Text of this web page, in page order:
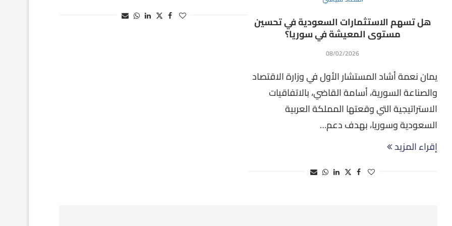
هل تسهم الاستثمارات السعودية في تحسين
مستوى المعيشة في سوريا؟
08/02/2026
يمان نعمة أشاد المستشار الأول في وزارة الاقتصاد
والصناعة السورية، أسامة القاضي، بالاتفاقيات
الاستراتيجية التي وقعتها المملكة العربية
السعودية وسوريا، بهدف دعم…
إقراء المزيد